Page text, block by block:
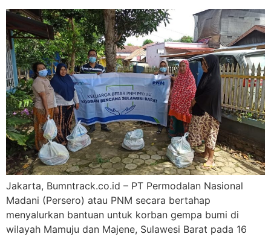
Jakarta, Bumntrack.co.id – PT Permodalan Nasional
Madani (Persero) atau PNM secara bertahap
menyalurkan bantuan untuk korban gempa bumi di
wilayah Mamuju dan Majene, Sulawesi Barat pada 16